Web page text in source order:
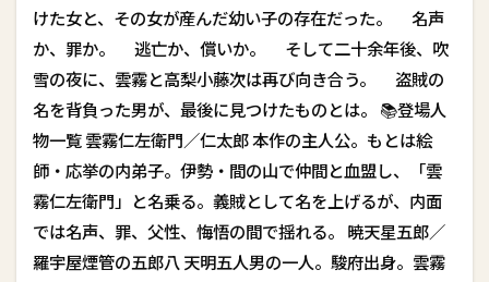
けた女と、その女が産んだ幼い子の存在だった。 名声
か、罪か。 逃亡か、償いか。 そして二十余年後、吹
雪の夜に、雲霧と高梨小藤次は再び向き合う。 盗賊の
名を背負った男が、最後に見つけたものとは――。 📚登場人
物一覧 雲霧仁左衛門／仁太郎 本作の主人公。もとは絵
師・応挙の内弟子。伊勢・間の山で仲間と血盟し、「雲
霧仁左衛門」と名乗る。義賊として名を上げるが、内面
では名声、罪、父性、悔悟の間で揺れる。 暁天星五郎／
羅宇屋煙管の五郎八 天明五人男の一人。駿府出身。雲霧